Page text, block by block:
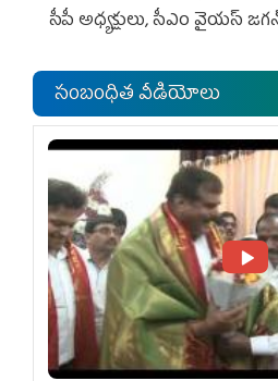
సీపీ అధ్య‌క్షులు, సీఎం వైయ‌స్
సంబంధిత వీడియోలు